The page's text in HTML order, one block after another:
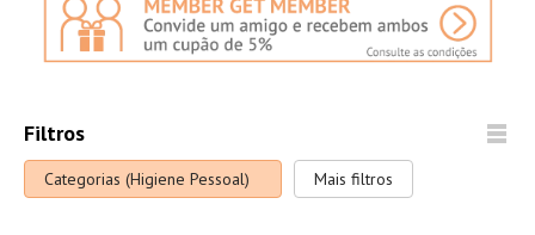
Filtros
Categorias (Higiene Pessoal) Mais filtros